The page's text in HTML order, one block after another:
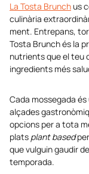
La Tosta Brunchus
culinària
ment. Entrepans,
Tosta Brunch és la
nutrients que el teu
ingredients més
Cada mossegada
alçades
opcions per a tota
plats plant based
que vulguin gaudir
temporada.